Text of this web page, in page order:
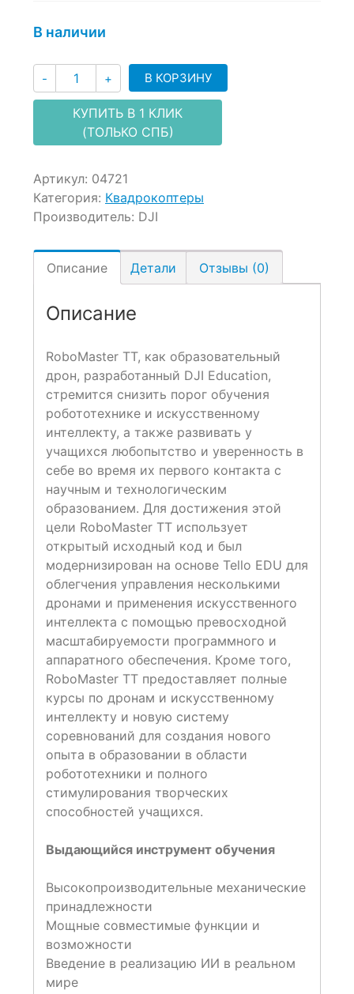
В наличии
- Количество
+ В КОРЗИНУ
КУПИТЬ В 1 КЛИК
(ТОЛЬКО СПБ)
Артикул: 04721
Категория: Квадрокоптеры
Производитель: DJI
Описание Детали Отзывы (0)
Описание
RoboMaster TT, как образовательный
дрон, разработанный DJI Education,
стремится снизить порог обучения
робототехнике и искусственному
интеллекту, а также развивать у
учащихся любопытство и уверенность в
себе во время их первого контакта с
научным и технологическим
образованием. Для достижения этой
цели RoboMaster TT использует
открытый исходный код и был
модернизирован на основе Tello EDU для
облегчения управления несколькими
дронами и применения искусственного
интеллекта с помощью превосходной
масштабируемости программного и
аппаратного обеспечения. Кроме того,
RoboMaster TT предоставляет полные
курсы по дронам и искусственному
интеллекту и новую систему
соревнований для создания нового
опыта в образовании в области
робототехники и полного
стимулирования творческих
способностей учащихся.
Выдающийся инструмент обучения
Высокопроизводительные механические
принадлежности
Мощные совместимые функции и
возможности
Введение в реализацию ИИ в реальном
мире